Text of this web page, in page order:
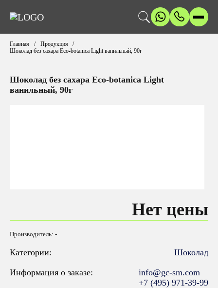
Главная
Продукция
Шоколад без сахара Eco-botanica Light ванильный, 90г
Шоколад без сахара Eco-botanica Light
ванильный, 90г
Нет цены
Производитель: -
Категории: Шоколад
Информация о заказе:
info@gc-sm.com
+7 (495) 971-39-99